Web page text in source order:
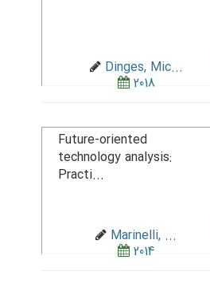
Dinges, Mic...
2018
Future-oriented
technology analysis:
Practi...
Marinelli, ...
2014